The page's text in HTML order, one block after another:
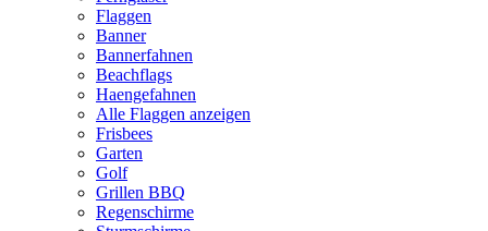
Flaggen
Banner
Bannerfahnen
Beachflags
Haengefahnen
Alle Flaggen anzeigen
Frisbees
Garten
Golf
Grillen BBQ
Regenschirme